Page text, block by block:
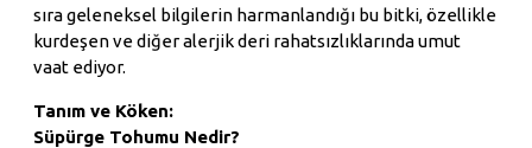
sıra geleneksel bilgilerin harmanlandığı bu bitki, özellikle
kurdeşen ve diğer alerjik deri rahatsızlıklarında umut
vaat ediyor.
Tanım ve Köken:
Süpürge Tohumu Nedir?